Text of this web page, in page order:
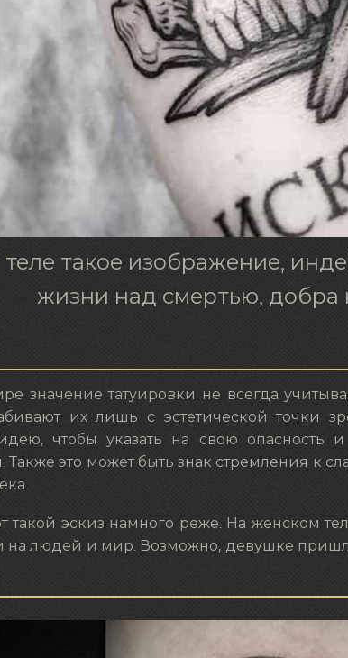
такое изображение,
жизни над смертью, добра
значение татуировки не всегда
их лишь с эстетической точки
чтобы указать на свою опасность
Также это может быть знак стремления к
эскиз намного реже. На женском
на людей и мир. Возможно, девушке